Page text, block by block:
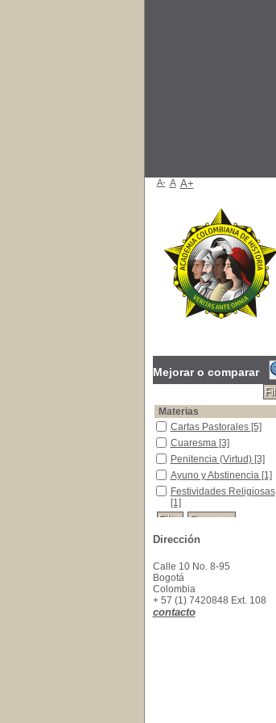
A- A A+
Mejorar o comparar
Materias
Cartas Pastorales
Cartas Pastorales [5]
Cuaresma
Cuaresma [3]
Penitencia (Virtud)
Penitencia (Virtud) [3]
Ayuno y Abstinencia
Ayuno y Abstinencia [1]
Festividades Religiosas
Festividades Religiosas
[1]
Dirección
Calle 10 No. 8-95
Bogotá
Colombia
+ 57 (1) 7420848 Ext. 108
contacto